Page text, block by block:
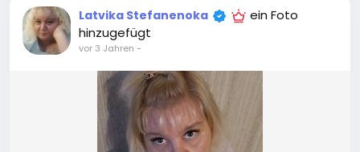
Latvika Stefanenoka
ein Foto
hinzugefügt
vor 3 Jahren -